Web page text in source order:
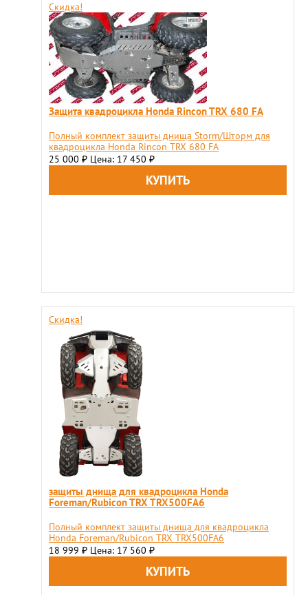
Скидка!
Защита квадроцикла Honda Rincon TRX 680 FA
Полный комплект защиты днища Storm/Шторм для
квадроцикла Honda Rincon TRX 680 FA
25 000 ₽ Цена: 17 450 ₽
Скидка!
защиты днища для квадроцикла Honda
Foreman/Rubicon TRX TRX500FA6
Полный комплект защиты днища для квадроцикла
Honda Foreman/Rubicon TRX TRX500FA6
18 999 ₽ Цена: 17 560 ₽